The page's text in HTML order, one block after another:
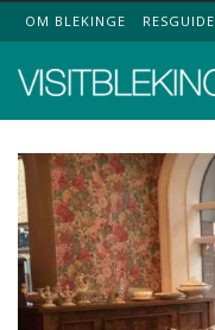
Top Menu
OM BLEKINGE RESGUIDE